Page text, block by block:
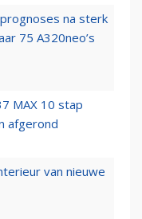
na sterk
75 A320neo’s
MAX 10 stap
afgerond
van nieuwe